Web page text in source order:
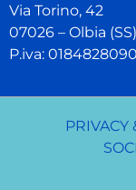
Via Torino, 42
07026 – Olbia (SS)
P.iva:
PRIVACY